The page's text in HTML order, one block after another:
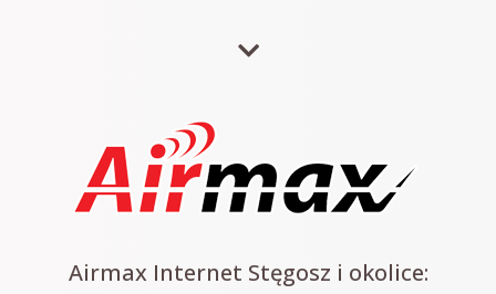
Airmax Internet Stęgosz i okolice: